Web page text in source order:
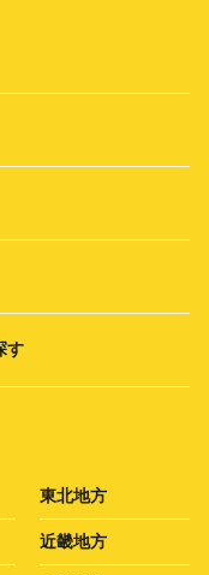
す
東北地方
近畿地方